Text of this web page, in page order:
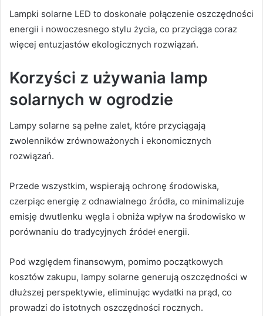
Lampki solarne LED to doskonałe połączenie oszczędności
energii i nowoczesnego stylu życia, co przyciąga coraz
więcej entuzjastów ekologicznych rozwiązań.
Korzyści z używania lamp
solarnych w ogrodzie
Lampy solarne są pełne zalet, które przyciągają
zwolenników zrównoważonych i ekonomicznych
rozwiązań.
Przede wszystkim, wspierają ochronę środowiska,
czerpiąc energię z odnawialnego źródła, co minimalizuje
emisję dwutlenku węgla i obniża wpływ na środowisko w
porównaniu do tradycyjnych źródeł energii.
Pod względem finansowym, pomimo początkowych
kosztów zakupu, lampy solarne generują oszczędności w
dłuższej perspektywie, eliminując wydatki na prąd, co
prowadzi do istotnych oszczędności rocznych.